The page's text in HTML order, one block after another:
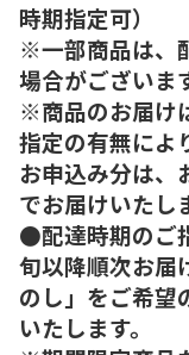
時期指定可）
※一部商品は、
場合がございま
※商品のお届け
指定の有無によ
お申込み分は、
でお届けいたし
●配達時期のご
旬以降順次お届
のし」をご希望
いたします。